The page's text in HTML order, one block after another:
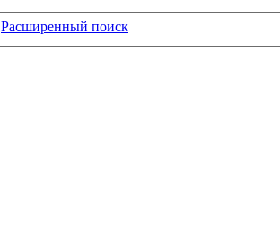
Расширенный поиск